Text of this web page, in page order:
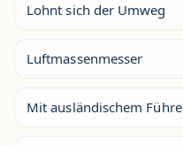
Lohnt sich der Umweg
Luftmassenmesser
Mit ausländischem